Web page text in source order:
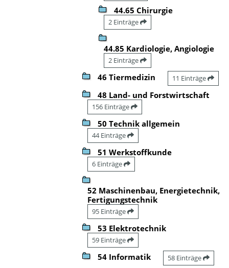
44.65 Chirurgie
2 Einträge
44.85 Kardiologie, Angiologie
2 Einträge
46 Tiermedizin 11 Einträge
48 Land- und Forstwirtschaft
156 Einträge
50 Technik allgemein
44 Einträge
51 Werkstoffkunde
6 Einträge
52 Maschinenbau, Energietechnik,
Fertigungstechnik
95 Einträge
53 Elektrotechnik
59 Einträge
54 Informatik 58 Einträge